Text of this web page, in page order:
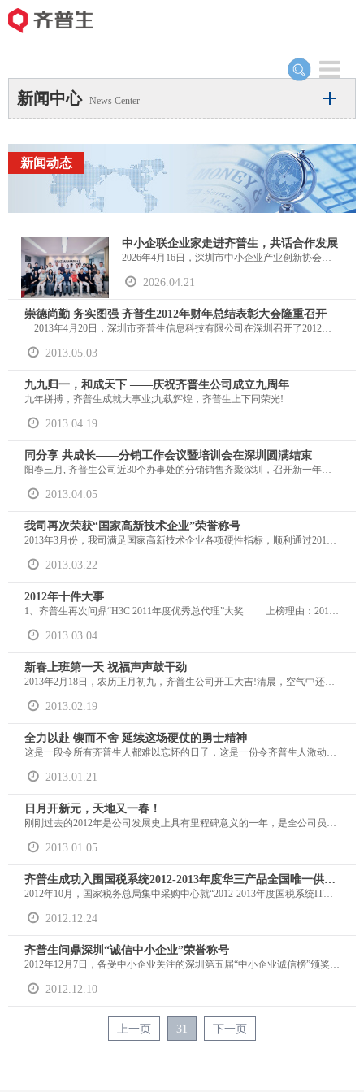
Toggle
navigation
新闻中心 News Center
新闻动态
中小企联企业家走进齐普生，共话合作发展
2026年4月16日，深圳市中小企业产业创新协会、深圳市中小企业家联谊会企业家一行走进深圳市齐普生科技股份有限公司（以下简称“齐普生”），围绕产业协同、渠道共建及数字化转型等议题展开深度座谈交流。齐普生总经理乔东斌携核心团队热情接待，双方就AI算力时代下的行业发展新机遇、大中小企业协同创新路径等话题进行了深入探讨，达成多项合作共识。
2026.04.21
崇德尚勤 务实图强 齐普生2012年财年总结表彰大会隆重召开
2013年4月20日，深圳市齐普生信息科技有限公司在深圳召开了2012年财年总结表彰大会。此次大会以“崇德尚勤，务实图强”为主题，对齐普生九年发展的文化沉淀作出了深度诠释。
2013.05.03
九九归一，和成天下 ——庆祝齐普生公司成立九周年
九年拼搏，齐普生成就大事业;九载辉煌，齐普生上下同荣光!
2013.04.19
同分享 共成长——分销工作会议暨培训会在深圳圆满结束
阳春三月, 齐普生公司近30个办事处的分销销售齐聚深圳，召开新一年度的分销工作暨培训会议。会议结合当前的经济市场形势，对公司的销售现状进行了总结与分析，并就今后的销售策略展开交流与讨论，会议取得圆满成功。
2013.04.05
我司再次荣获“国家高新技术企业”荣誉称号
2013年3月份，我司满足国家高新技术企业各项硬性指标，顺利通过2012年第二批国家级高新技术企业复审，再次荣获“国家高新技术企业”荣誉称号。这是继2009年获得国家高新技术企业称号以来，公司在高新技术研发、研发成果转化和科技实力的提升再次获得肯定，标志着齐普生迈上了另一个新台阶。
2013.03.22
2012年十件大事
1、齐普生再次问鼎“H3C 2011年度优秀总代理”大奖 上榜理由：2012年3月1日，华三公司在广州召开年度渠道峰会，H3C对2011年做出了突出贡献的渠道进行了表彰，齐普生公司总经理乔东斌从H3C总裁兼首席运营官郑树生手中接过了“优秀总代理”大奖的奖杯和荣誉证书。这是齐普生在2004年至2007年连续四年获此奖项后，精耕细作，持续发力，再次在2011年荣登“最佳总代理”之榜，证明了我司良好的可持续发展能力和综合发展后劲。
2013.03.04
新春上班第一天 祝福声声鼓干劲
2013年2月18日，农历正月初九，齐普生公司开工大吉!清晨，空气中还夹杂着微微的爆竹气息，同事们就满面春风、踏着轻快的脚步又重新回到了久违的工作岗位。办公室里笑声朗朗，祝福声声，一句句问候，一声声祝福，一个个灿烂的笑容传递着同事们的好心情，大家畅所欲言，分享假期中遇到的趣事、窘事。
2013.02.19
全力以赴 锲而不舍 延续这场硬仗的勇士精神
这是一段令所有齐普生人都难以忘怀的日子，这是一份令齐普生人激动大于欣喜的成绩，这是一种铸就卓越战功的勇士精神，所有齐普生人时时关注，所有一线人员日日奋战……
2013.01.21
日月开新元，天地又一春！
刚刚过去的2012年是公司发展史上具有里程碑意义的一年，是全公司员工迎接挑战、克服困难、全力以赴的一年。这一年，齐普生成功跨越了15亿元的大关，达到了16亿元。一年来，大家以饱满的工作热情和奋发向上的精神状态，卓有成效地开展了各项工作，不仅业绩稳定前行，而且风险控制良好，超期应收款成功控制在计划目标以内，尤其12月份的收款金额达到3亿元。这一切成就都要感谢我们全体齐普生人一年内的辛勤耕耘、无私奉献。
2013.01.05
齐普生成功入围国税系统2012-2013年度华三产品全国唯一供货商
2012年10月，国家税务总局集中采购中心就“2012-2013年度国税系统IT类产品协议供货项目”进行国内公开招标。招标规定，每一个厂家只能指定一个供货商前来参加。齐普生凭借一流的技术和专业的服务，成为华三指定的唯一的供货商，参与此次的投标工作。通过大家的精心准备和细致筹划，一举中标，成为国税系统2012-2013年度华三产品全国唯一供货商。
2012.12.24
齐普生问鼎深圳“诚信中小企业”荣誉称号
2012年12月7日，备受中小企业关注的深圳第五届“中小企业诚信榜”颁奖授信典礼在华侨城洲际大酒店举行，深圳市齐普生信息科技有限公司荣登光荣榜，被评为“诚信中小企业”，捧走“诚信鼎”。
2012.12.10
上一页 31 下一页